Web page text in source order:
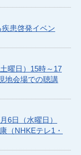
疾患啓発イベン
曜日）15時～17
地会場での聴講
6日（水曜日）
（NHKEテレ1・